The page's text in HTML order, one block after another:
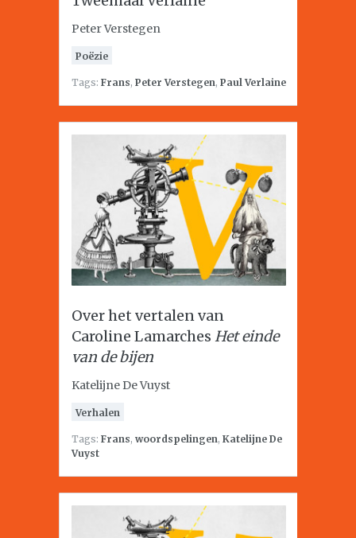
Peter Verstegen
Poëzie
Tags: Frans, Peter Verstegen, Paul Verlaine
Over het vertalen van
Caroline Lamarches Het einde
van de bijen
Katelijne De Vuyst
Verhalen
Tags: Frans, woordspelingen, Katelijne De
Vuyst